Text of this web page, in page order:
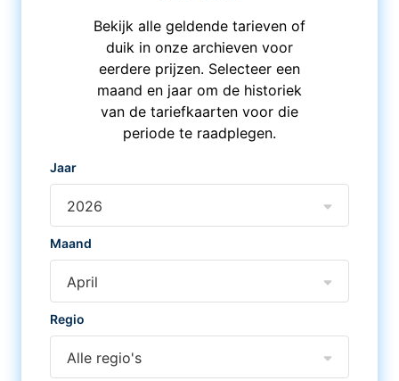
Bekijk alle geldende tarieven of
duik in onze archieven voor
eerdere prijzen. Selecteer een
maand en jaar om de historiek
van de tariefkaarten voor die
periode te raadplegen.
Jaar
2026
Maand
April
Regio
Alle regio's